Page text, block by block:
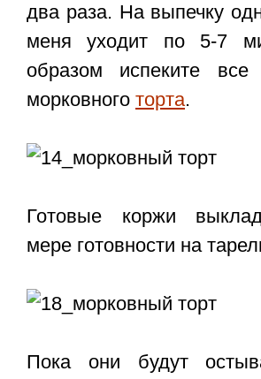
два раза. На выпечку
меня уходит по 5-7
образом испеките
морковного торта.
Готовые коржи
мере готовности на
Пока они будут